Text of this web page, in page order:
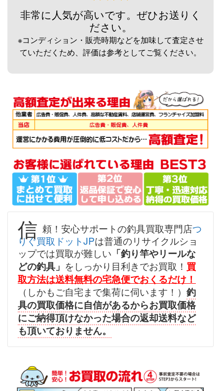
釣具買取クーポンg-
（2026/08/31迄）
ダイワ 荒法師 武天J 11尺 へら竿
未使用
33,000円
2026/08/02
ダイワ 荒法師 武天Ｋ16尺 へら竿
未使用
釣具買取クーポンg-
turi20260810（2026/08/31迄）
28,500円
2026/08/02
シマノ へら竿 飛天弓 閃光レイン
釣具買取クーポンg-
turi20260701
（2026/07/31迄）
62,000円
シマノ へら竿 飛天弓 閃光レイン
ボー 24尺 未使用
釣具買取クーポン
turi20260702（2026/07/31迄）
57,000円
2026/07/05
シマノ へら竿 飛天弓 柳 18尺 未
使用
釣具買取クーポン g-
turi20260703（2026/07/31迄）
45,000円
2026/07/05
シマノ へら竿 飛天弓 閃光L 24尺
未使用
釣具買取クーポンg-
turi20260704 （2026/07/31迄）
39,000円
2026/07/05
シマノ へら竿 飛天弓 皆空 15尺
釣具買取クーポンg-
turi20260705 （2026/07/31迄）
34,000円
非常に人気が高いです。ぜひお送りく
ださい。
※コンディション・販売時期などを加味して査定させ
ていただくため、評価は参考としてご覧ください。
信 頼！安心サポートの釣具買取専門店つ
りぐ買取ドットJPは普通のリサイクルショ
ップでは買取が難しい 「釣り竿やリールな
どの釣具」 をしっかり目利きでお買取！ 買
取方法は送料無料の宅急便でおくるだけ！
（しかもご自宅まで集荷に伺います！） 釣
具の買取価格に自信があるからお買取価格
にご納得頂けなかった場合の返却送料など
も頂いておりません。